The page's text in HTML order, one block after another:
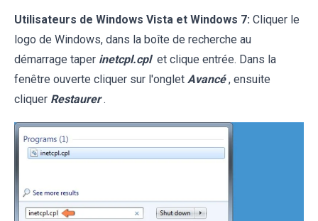
Utilisateurs de Windows Vista et Windows 7: Cliquer le
logo de Windows, dans la boîte de recherche au
démarrage taper inetcpl.cpl et clique entrée. Dans la
fenêtre ouverte cliquer sur l'onglet Avancé , ensuite
cliquer Restaurer .